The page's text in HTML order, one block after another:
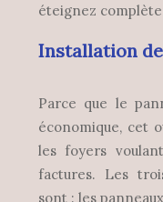
éteignez
Installation
Parce que le
économique, cet
les foyers
factures. Les
sont : les